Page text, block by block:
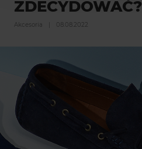
ZDECYDOWAĆ?
Akcesoria 08.08.2022